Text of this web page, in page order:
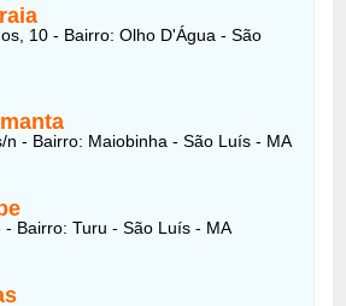
10 - Bairro: Olho D'Água - São
n - Bairro: Maiobinha - São Luís - MA
- Bairro: Turu - São Luís - MA